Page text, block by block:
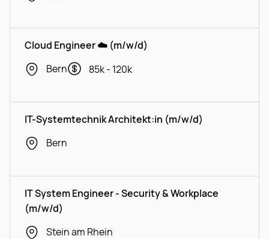
Cloud Engineer ☁️ (m/w/d)
Bern
85k - 120k
IT-Systemtechnik Architekt:in (m/w/d)
Bern
IT System Engineer - Security & Workplace
(m/w/d)
Stein am Rhein